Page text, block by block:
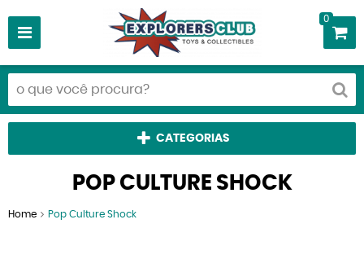
0
CATEGORIAS
POP CULTURE SHOCK
Home Pop Culture Shock